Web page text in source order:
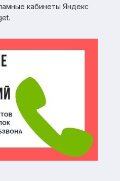
кабинеты Яндекс